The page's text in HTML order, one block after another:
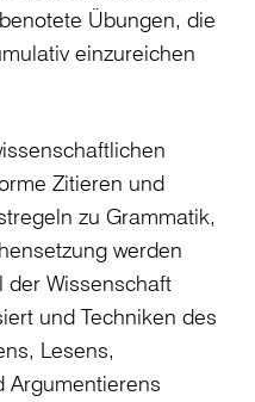
Übungen, die
einzureichen
Zitieren und
zu Grammatik,
werden
der Wissenschaft
und Techniken des
Lesens,
Argumentierens